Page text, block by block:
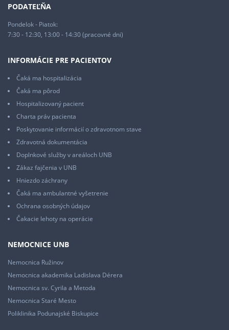
PODATEĽŇA
Pondelok - Piatok:
7:30 - 12:30, 13:00 - 14:30 (pracovné dni)
INFORMÁCIE PRE PACIENTOV
Čaká ma hospitalizácia
Čaká ma pôrod
Hospitalizovaný pacient
Charta práv pacienta
Poskytovanie informácií o zdravotnom stave
Zdravotná dokumentácia
Doplnkové služby v areáloch UNB
Zákaz fajčenia v UNB
Hniezdo záchrany
Čaká ma ambulantné vyšetrenie
Ochrana osobných údajov
Čakacie lehoty na operácie
NEMOCNICE UNB
Nemocnica Ružinov
Nemocnica akademika Ladislava Dérera
Nemocnica sv. Cyrila a Metoda
Nemocnica Staré Mesto
Poliklinika Podunajské Biskupice